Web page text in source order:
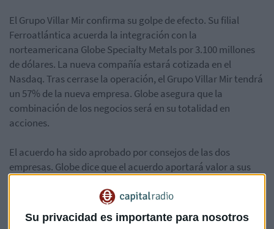
Su privacidad es importante para nosotros
El Grupo Villar Mir confirma su golpe de efecto. Su filial
Ferroatlántica acuerda la integración con la
norteamericana Globe Specialty Metals por 3.100 millones
de dólares. La nueva compañía estará cotizada en el
Nasdaq. Tras cerrase la operación, el Grupo Villar Mir tendrá
un 57% de la nueva empresa. Globe asegura que la
combinación de los negocios será en su totalidad en
acciones.
El acuerdo ha sido aprobado por consejos de las dos
empresas. Globe dice que el acuerdo aportará valor a sus
año tras el cierre de la operación y tiene la intención de
mantener su política de dividendos.